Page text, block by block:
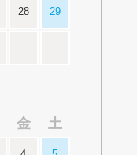
28 29
金 土